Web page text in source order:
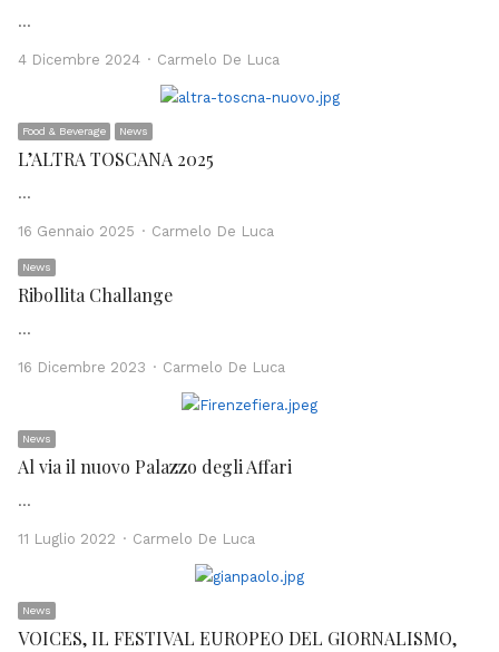
…
4 Dicembre 2024 Author
Carmelo De Luca
Food & Beverage News
L’ALTRA TOSCANA 2025
…
16 Gennaio 2025 Author
Carmelo De Luca
News
Ribollita Challange
…
16 Dicembre 2023 Author
Carmelo De Luca
News
Al via il nuovo Palazzo degli Affari
…
11 Luglio 2022 Author
Carmelo De Luca
News
VOICES, IL FESTIVAL EUROPEO DEL GIORNALISMO,